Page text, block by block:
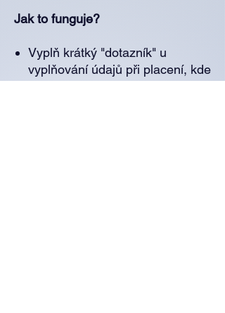
Jak to funguje?
Vyplň krátký "dotazník" u
vyplňování údajů při placení, kde
mi popíšeš své aktuální potřeby,